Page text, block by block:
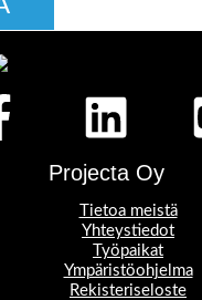
Projecta Oy
Tietoa meistä
Yhteystiedot
Työpaikat
Ympäristöohjelma
Rekisteriseloste